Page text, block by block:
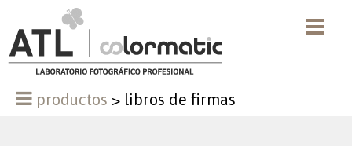
productos > libros de firmas